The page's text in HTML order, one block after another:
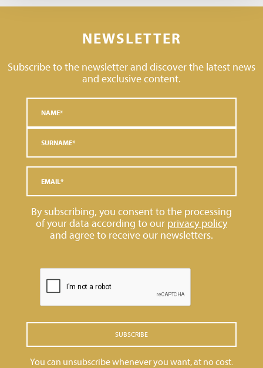
NEWSLETTER
Subscribe to the newsletter and discover the latest news
and exclusive content.
By subscribing, you consent to the processing
of your data according to our privacy policy
and agree to receive our newsletters.
SUBSCRIBE
You can unsubscribe whenever you want, at no cost.